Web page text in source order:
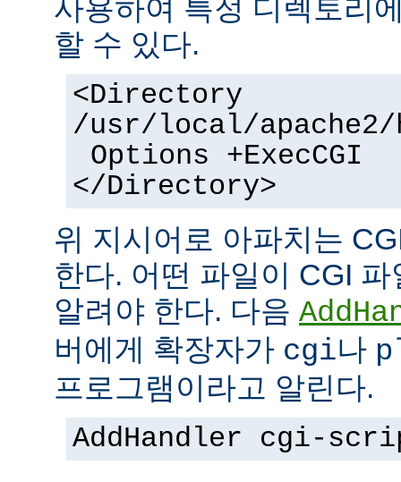
사용하여 특정 디렉토리
할 수 있다.
<Directory
/usr/local/apache2/
Options +ExecCGI
</Directory>
위 지시어로 아파치는
한다. 어떤 파일이 CGI
알려야 한다. 다음
버에게 확장자가 cgi나
프로그램이라고 알린다.
AddHandler cgi-